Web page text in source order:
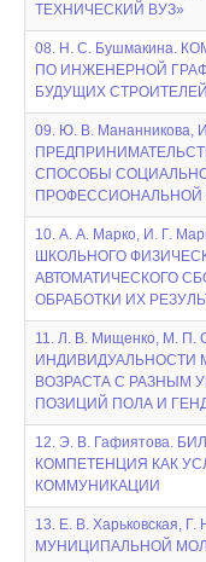
ТЕХНИЧЕСКИЙ ВУЗ»
08. Н. С. Бушмакина.
ПО ИНЖЕНЕРНОЙ
БУДУЩИХ СТРОИТЕЛЕЙ
09. Ю. В. Мананникова,
СПОСОБЫ
10. А. А. Марко, И. Г.
ШКОЛЬНОГО
АВТОМАТИЧЕСКОГО
ОБРАБОТКИ ИХ
11. Л. В. Мищенко, М.
ИНДИВИДУАЛЬНОСТИ
ВОЗРАСТА С РАЗНЫМ
ПОЗИЦИЙ ПОЛА И
12. Э. В. Гафиятова.
КОМПЕТЕНЦИЯ КАК
КОММУНИКАЦИИ
13. Е. В. Харьковская,
МУНИЦИПАЛЬНОЙ